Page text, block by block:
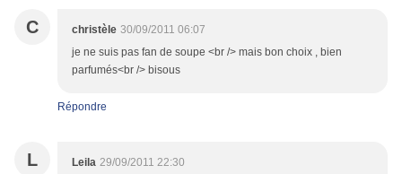
C christèle 30/09/2011 06:07
je ne suis pas fan de soupe <br /> mais bon choix , bien
parfumés<br /> bisous
Répondre
L Leila 29/09/2011 22:30